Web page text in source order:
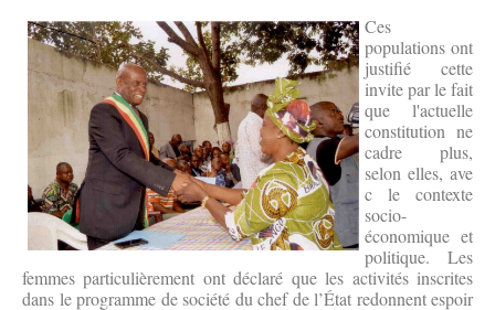
Ces
populations ont
justifié cette
invite par le fait
que l'actuelle
constitution ne
cadre plus,
selon elles, ave
c le contexte
socio-
économique et
politique. Les
femmes particulièrement ont déclaré que les activités inscrites
dans le programme de société du chef de l’État redonnent espoir